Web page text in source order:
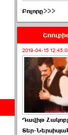
Բոլորը>>>
2019-04-15
Դավիթ
Տեր-